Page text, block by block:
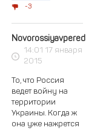
3
Novorossiyavpered
14:01 17 января
2015
То, что Россия
ведет войну на
территории
Украины. Когда ж
она уже нажрется